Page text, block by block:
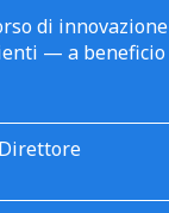
di innovazione
— a beneficio